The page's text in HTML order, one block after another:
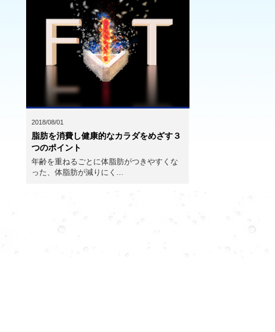
2018/08/01
脂肪を消費し健康的なカラダをめざす３
つのポイント
年齢を重ねるごとに体脂肪がつきやすくな
った、体脂肪が減りにく...